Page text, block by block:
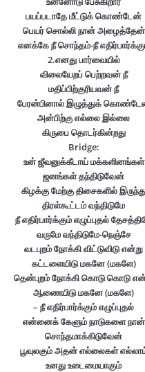
பயப்படாதே மீட்டுக் கொண்டேன்
பெயர் சொல்லி நான் அழைத்தேன்
எனக்கே நீ சொந்தம்-நீ
2.எனது பார்வையில்
விலையேறப் பெற்றவன் நீ
மதிப்பிற்குரியவன் நீ
பேரன்பினால் இழுத்துக்
அன்பிற்கு எல்லை இல்லை
கிருபை தொடர்கின்றது
Bridge:
உன் ஜீவனுக்கீடாய் மக்களினங்கள்
ஜனங்கள் தந்திடுவேன்
கிழக்கு மேற்கு திசைகளில்
திரள்கூட்டம் வந்திடுமே
நீ எதிர்பார்க்கும் எழுப்புதல்
வருமே வந்திடுமே-நெஞ்சே
வடபுறம் நோக்கி விட்டுவிடு என்று
கட்டளையிடு மகனே (மகளே)
தென்புறம் நோக்கி கொடு கொடு
ஆணையிடு மகனே (மகளே)
– நீ எதிர்பார்க்கும் எழுப்புதல்
என்னைக் கேளும் நாடுகளை நான்
சொந்தமாக்கிடுவேன்
பூவுலகும் அதன் எல்லைகள்
உனது உடைமையாகும்